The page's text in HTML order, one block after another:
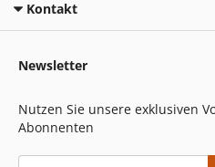
Kontakt
Newsletter
Nutzen Sie unsere exklusiven
Abonnenten